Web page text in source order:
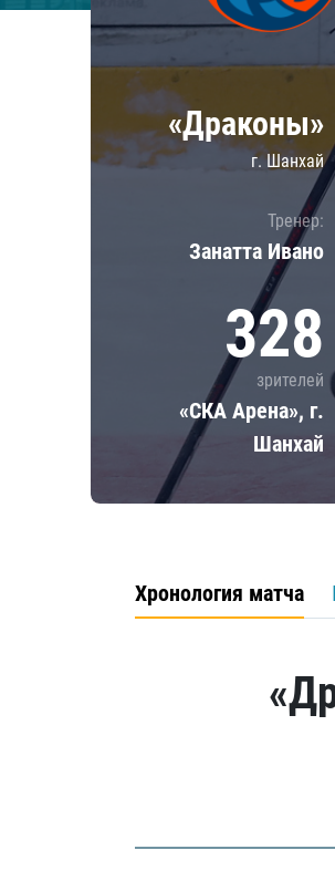
«Драконы»
г. Шанхай
Тренер:
Занатта Иванo
328
зрителей
«СКА Арена», г.
Шанхай
Хронология матча